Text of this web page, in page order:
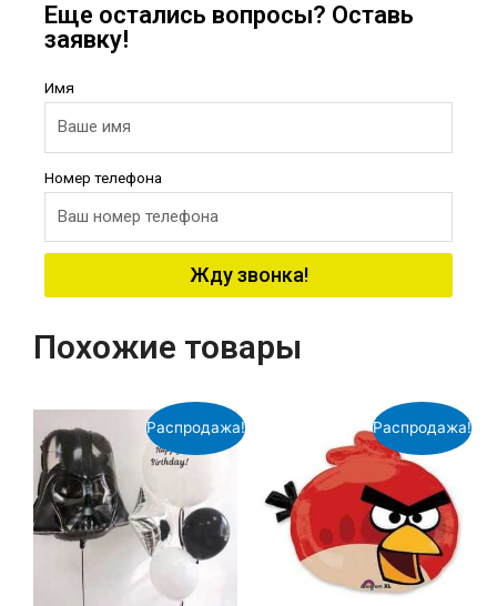
Еще остались вопросы? Оставь
заявку!
Имя
Номер телефона
Жду звонка!
Похожие товары
Распродажа! Распродажа!